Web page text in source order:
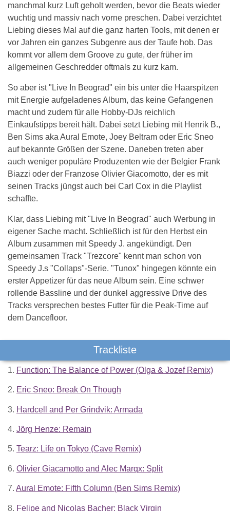
manchmal kurz Luft geholt werden, bevor die Beats wieder
wuchtig und massiv nach vorne preschen. Dabei verzichtet
Liebing dieses Mal auf die ganz harten Tools, mit denen er
vor Jahren ein ganzes Subgenre aus der Taufe hob. Das
kommt vor allem dem Groove zu gute, der früher im
allgemeinen Geschredder oftmals zu kurz kam.
So aber ist "Live In Beograd" ein bis unter die Haarspitzen
mit Energie aufgeladenes Album, das keine Gefangenen
macht und zudem für alle Hobby-DJs reichlich
Einkaufstipps bereit hält. Dabei setzt Liebing mit Henrik B.,
Ben Sims aka Aural Emote, Joey Beltram oder Eric Sneo
auf bekannte Größen der Szene. Daneben treten aber
auch weniger populäre Produzenten wie der Belgier Frank
Biazzi oder der Franzose Olivier Giacomotto, der es mit
seinen Tracks jüngst auch bei Carl Cox in die Playlist
schaffte.
Klar, dass Liebing mit "Live In Beograd" auch Werbung in
eigener Sache macht. Schließlich ist für den Herbst ein
Album zusammen mit Speedy J. angekündigt. Den
gemeinsamen Track "Trezcore" kennt man schon von
Speedy J.s "Collaps"-Serie. "Tunox" hingegen könnte ein
erster Appetizer für das neue Album sein. Eine schwer
rollende Bassline und der dunkel aggressive Drive des
Tracks versprechen bestes Futter für die Peak-Time auf
dem Dancefloor.
Trackliste
1. Function: The Balance of Power (Olga & Jozef Remix)
2. Eric Sneo: Break On Though
3. Hardcell and Per Grindvik: Armada
4. Jörg Henze: Remain
5. Tearz: Life on Tokyo (Cave Remix)
6. Olivier Giacamotto and Alec Marqx: Split
7. Aural Emote: Fifth Column (Ben Sims Remix)
8. Felipe and Nicolas Bacher: Black Virgin